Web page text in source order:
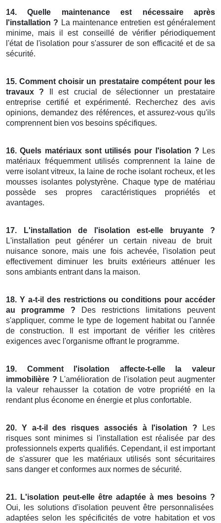
14. Quelle maintenance est nécessaire après
l'installation ? La maintenance entretien est généralement
minime, mais il est conseillé de vérifier périodiquement
l'état de l'isolation pour s'assurer de son efficacité et de sa
sécurité.
15. Comment choisir un prestataire compétent pour les
travaux ? Il est crucial de sélectionner un prestataire
entreprise certifié et expérimenté. Recherchez des avis
opinions, demandez des références, et assurez-vous qu'ils
comprennent bien vos besoins spécifiques.
16. Quels matériaux sont utilisés pour l'isolation ? Les
matériaux fréquemment utilisés comprennent la laine de
verre isolant vitreux, la laine de roche isolant rocheux, et les
mousses isolantes polystyrène. Chaque type de matériau
possède ses propres caractéristiques propriétés et
avantages.
17. L'installation de l'isolation est-elle bruyante ?
L'installation peut générer un certain niveau de bruit
nuisance sonore, mais une fois achevée, l'isolation peut
effectivement diminuer les bruits extérieurs atténuer les
sons ambiants entrant dans la maison.
18. Y a-t-il des restrictions ou conditions pour accéder
au programme ? Des restrictions limitations peuvent
s'appliquer, comme le type de logement habitat ou l'année
de construction. Il est important de vérifier les critères
exigences avec l'organisme offrant le programme.
19. Comment l'isolation affecte-t-elle la valeur
immobilière ? L'amélioration de l'isolation peut augmenter
la valeur rehausser la cotation de votre propriété en la
rendant plus économe en énergie et plus confortable.
20. Y a-t-il des risques associés à l'isolation ? Les
risques sont minimes si l'installation est réalisée par des
professionnels experts qualifiés. Cependant, il est important
de s'assurer que les matériaux utilisés sont sécuritaires
sans danger et conformes aux normes de sécurité.
21. L'isolation peut-elle être adaptée à mes besoins ?
Oui, les solutions d'isolation peuvent être personnalisées
adaptées selon les spécificités de votre habitation et vos